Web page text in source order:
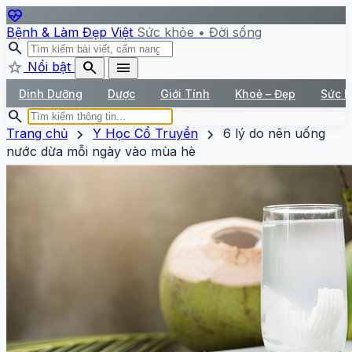
ecg_heart
Bệnh & Làm Đẹp Việt Sức khỏe • Đời sống
search
star Nổi bật search menu
Dinh Dưỡng Dược Giới Tính Khoẻ – Đẹp Sức
search
Trang chủ chevron_right Y Học Cổ Truyền chevron_right
6 lý do nên uống
nước dừa mỗi ngày vào mùa hè